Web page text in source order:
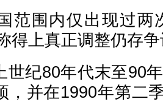
范围内仅出现过两
得上真正调整仍存
世纪80年代末至90
，并在1990年第二